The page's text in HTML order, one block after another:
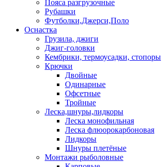
Пояса разгрузочные
Рубашки
Футболки,Джерси,Поло
Оснастка
Грузила, джиги
Джиг-головки
Кембрики, термоусадки, стопоры
Крючки
Двойные
Одинарные
Офсетные
Тройные
Леска,шнуры,лидкоры
Леска монофильная
Леска флюорокарбоновая
Лидкоры
Шнуры плетёные
Монтажи рыболовные